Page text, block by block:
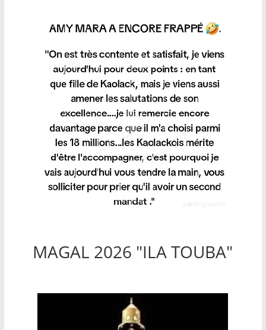
MAGAL 2026 "ILA TOUBA"